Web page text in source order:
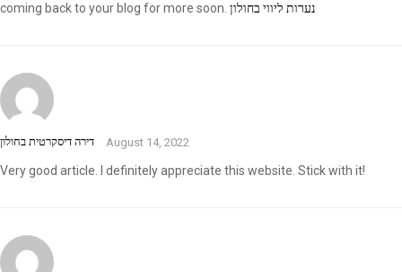
coming back to your blog for more soon. נערות ליווי בחולון
דירה דיסקרטית בחולון August 14, 2022
Very good article. I definitely appreciate this website. Stick with it!